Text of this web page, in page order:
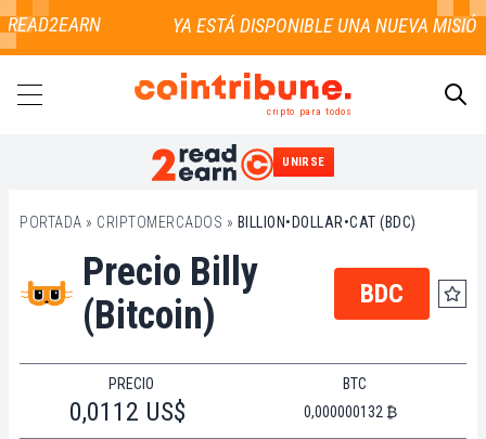
cripto para todos
UNIRSE
PORTADA » CRIPTOMERCADOS » BILLION•DOLLAR•CAT (BDC)
Precio Billy
(Bitcoin)
BDC
PRECIO
0,0112 US$
BTC
0,000000132 ₿